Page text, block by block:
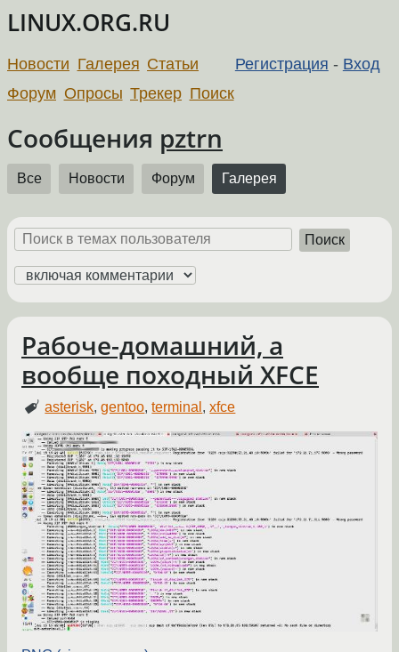
LINUX.ORG.RU
Регистрация - Вход
Новости Галерея Статьи
Форум Опросы Трекер Поиск
Сообщения pztrn
Все Новости Форум Галерея
Поиск
Рабоче-домашний, а
вообще походный XFCE
asterisk,gentoo,terminal ,xfce